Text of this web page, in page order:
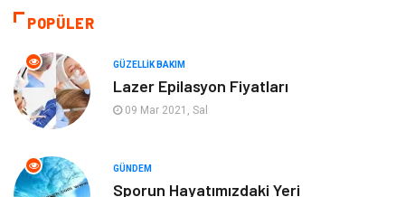
Makine
Gıda
Keyif Hobi
POPÜLER
GÜZELLIK BAKIM
Lazer Epilasyon Fiyatları
09 Mar 2021, Sal
GÜNDEM
Sporun Hayatımızdaki Yeri